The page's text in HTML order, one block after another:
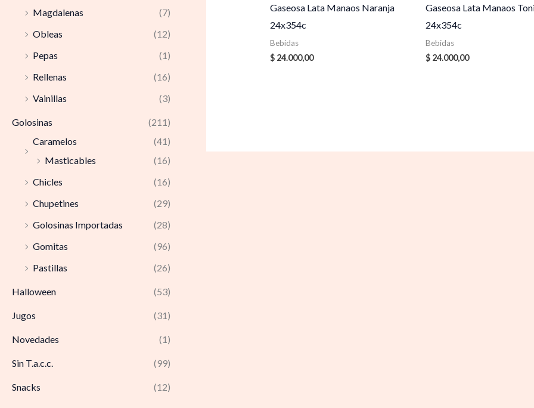
Magdalenas
(7)
Obleas
(12)
Pepas
(1)
Rellenas
(16)
Vainillas
(3)
Golosinas
(211)
Caramelos
(41)
Masticables
(16)
Chicles
(16)
Chupetines
(29)
Golosinas Importadas
(28)
Gomitas
(96)
Pastillas
(26)
Halloween (53)
Jugos (31)
Novedades (1)
Sin T.a.c.c. (99)
Snacks (12)
Gaseosa Lata Manaos Naranja
24x354c
Bebidas
$24.000,00
Gaseosa Lata Manaos
24x354c
Bebidas
$ 24.000,00